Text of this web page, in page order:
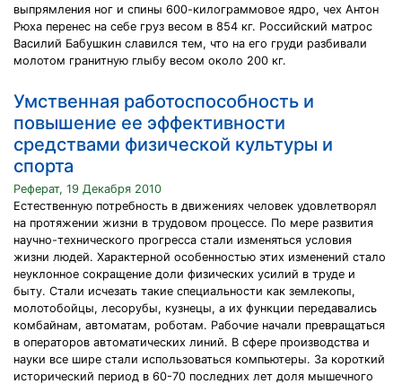
выпрямления ног и спины 600-килограммовое ядро, чех Антон
Рюха перенес на себе груз весом в 854 кг. Российский матрос
Василий Бабушкин славился тем, что на его груди разбивали
молотом гранитную глыбу весом около 200 кг.
Умственная работоспособность и
повышение ее эффективности
средствами физической культуры и
спорта
Реферат, 19 Декабря 2010
Естественную потребность в движениях человек удовлетворял
на протяжении жизни в трудовом процессе. По мере развития
научно-технического прогресса стали изменяться условия
жизни людей. Характерной особенностью этих изменений стало
неуклонное сокращение доли физических усилий в труде и
быту. Стали исчезать такие специальности как землекопы,
молотобойцы, лесорубы, кузнецы, а их функции передавались
комбайнам, автоматам, роботам. Рабочие начали превращаться
в операторов автоматических линий. В сфере производства и
науки все шире стали использоваться компьютеры. За короткий
исторический период в 60-70 последних лет доля мышечного